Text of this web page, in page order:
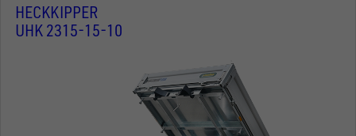
HECKKIPPER
UHK 2315-15-10